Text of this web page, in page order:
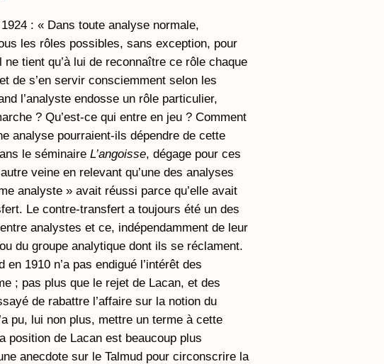
: « Dans toute analyse normale,
les rôles possibles, sans exception, pour
ne tient qu’à lui de reconnaître ce rôle chaque
de s’en servir consciemment selon les
l’analyste endosse un rôle particulier,
? Qu’est-ce qui entre en jeu ? Comment
analyse pourraient-ils dépendre de cette
le séminaireL’angoisse, dégage pour ces
veine en relevant qu’une des analyses
analyste » avait réussi parce qu’elle avait
Le contre-transfert a toujours été un des
analystes et ce, indépendamment de leur
du groupe analytique dont ils se réclament.
en 1910 n’a pas endigué l’intérêt des
; pas plus que le rejet de Lacan, et des
de rabattre l’affaire sur la notion du
pu, lui non plus, mettre un terme à cette
position de Lacan est beaucoup plus
anecdote sur le Talmud pour circonscrire la